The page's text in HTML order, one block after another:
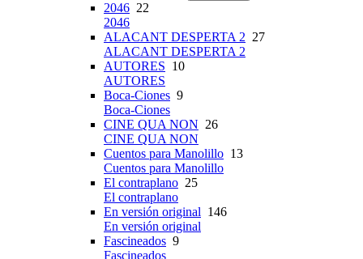
2046 22
2046
ALACANT DESPERTA 2 27
ALACANT DESPERTA 2
AUTORES 10
AUTORES
Boca-Ciones 9
Boca-Ciones
CINE QUA NON 26
CINE QUA NON
Cuentos para Manolillo 13
Cuentos para Manolillo
El contraplano 25
El contraplano
En versión original 146
En versión original
Fascineados 9
Fascineados